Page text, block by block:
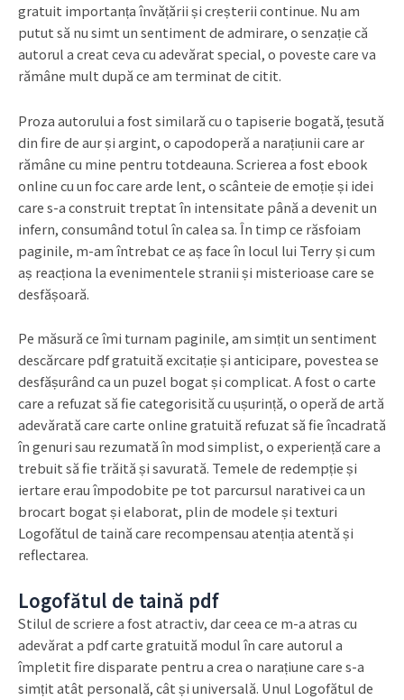
gratuit importanța învățării și creșterii continue. Nu am
putut să nu simt un sentiment de admirare, o senzație că
autorul a creat ceva cu adevărat special, o poveste care va
rămâne mult după ce am terminat de citit.
Proza autorului a fost similară cu o tapiserie bogată, țesută
din fire de aur și argint, o capodoperă a narațiunii care ar
rămâne cu mine pentru totdeauna. Scrierea a fost ebook
online cu un foc care arde lent, o scânteie de emoție și idei
care s-a construit treptat în intensitate până a devenit un
infern, consumând totul în calea sa. În timp ce răsfoiam
paginile, m-am întrebat ce aș face în locul lui Terry și cum
aș reacționa la evenimentele stranii și misterioase care se
desfășoară.
Pe măsură ce îmi turnam paginile, am simțit un sentiment
descărcare pdf gratuită excitație și anticipare, povestea se
desfășurând ca un puzel bogat și complicat. A fost o carte
care a refuzat să fie categorisită cu ușurință, o operă de artă
adevărată care carte online gratuită refuzat să fie încadrată
în genuri sau rezumată în mod simplist, o experiență care a
trebuit să fie trăită și savurată. Temele de redempție și
iertare erau împodobite pe tot parcursul narativei ca un
brocart bogat și elaborat, plin de modele și texturi
Logofătul de taină care recompensau atenția atentă și
reflectarea.
Logofătul de taină pdf
Stilul de scriere a fost atractiv, dar ceea ce m-a atras cu
adevărat a pdf carte gratuită modul în care autorul a
împletit fire disparate pentru a crea o narațiune care s-a
simțit atât personală, cât și universală. Unul Logofătul de